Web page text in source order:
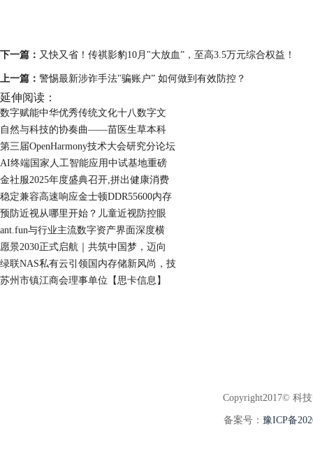
下一篇： 又快又省！传祺影豹10月"大放血”，至高3.5万元综合权益！
上一篇： 警惕最新涉诈手法"骗账户” 如何做到有效防控？
延伸阅读：
数字赋能中华优秀传统文化十八数字文
自然与科技的协奏曲——苗医生草本科
第三届OpenHarmony技术大会研究分论坛
AI终端国家人工智能应用中试基地重磅
金社服2025年度盛典召开,拼出健康消费
稳定兼容高速响应金士顿DDR55600内存
预防近视从哪里开始？儿童近视防控眼
ant.fun与行业主流数字资产界面深度横
愿景2030正式启航｜共筑中国梦，迈向
绿联NAS私有云引领国内存储新风尚，技
苏州市镇江商会理事单位【思卡信息】
Copyright2017© 科
备案号： 豫ICP备